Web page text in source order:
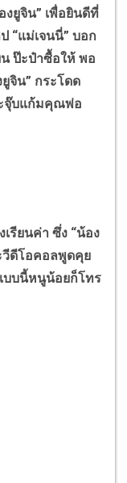
ยูจิน” เพื่อยินดีที่
“แม่เจนนี่” บอก
น ป๊ะป๋าซื้อให้ พอ
จิน” กระโดด
จุ๊บแก้มคุณพ่อ
รียนค่า ซึ่ง “น้อง
วีดีโอคอลพูดคุย
บบนี้หนูน้อยก็โทร